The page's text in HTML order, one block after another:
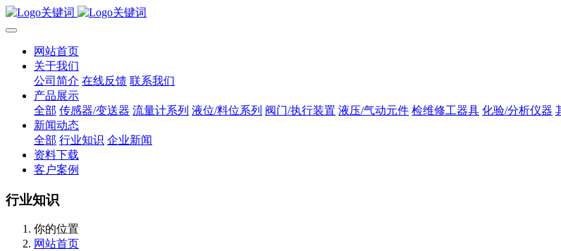
网站首页
关于我们
公司简介 在线反馈 联系我们
产品展示
全部 传感器/变送器 流量计系列 液位/料位系列 阀门/执行装置 液压/气动元件 检维修工器具 化验/分析仪器
新闻动态
全部 行业知识 企业新闻
资料下载
客户案例
行业知识
你的位置
网站首页